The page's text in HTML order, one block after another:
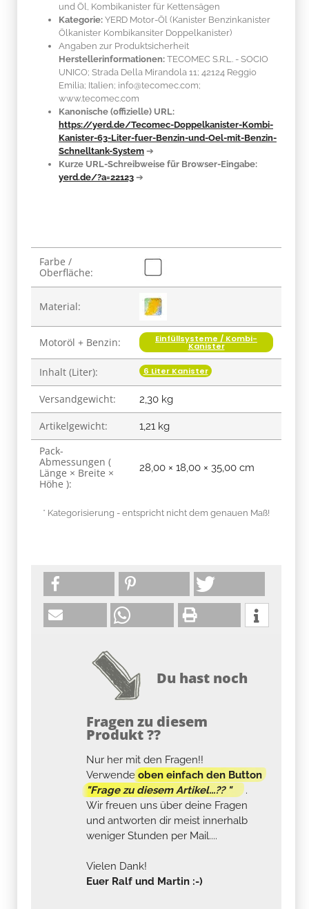
und Öl, Kombikanister für Kettensägen
Kategorie: YERD Motor-Öl (Kanister Benzinkanister
Ölkanister Kombikansiter Doppelkanister)
Angaben zur Produktsicherheit
Herstellerinformationen: TECOMEC S.R.L. - SOCIO
UNICO; Strada Della Mirandola 11; 42124 Reggio
Emilia; Italien; info@tecomec.com;
www.tecomec.com
Kanonische (offizielle) URL:
https://yerd.de/Tecomec-Doppelkanister-Kombi-
Kanister-63-Liter-fuer-Benzin-und-Oel-mit-Benzin-
Schnelltank-System ➔
Kurze URL-Schreibweise für Browser-Eingabe:
yerd.de/?a=22123 ➔
Produkteigenschaft
Wert
Farbe /
Oberfläche:
Material:
Motoröl + Benzin: Einfüllsysteme / Kombi-
Kanister
Inhalt (Liter): 6 Liter Kanister
Versandgewicht: 2,30 kg
Artikelgewicht: 1,21 kg
Pack-
Abmessungen (
Länge × Breite ×
Höhe ):
28,00 × 18,00 × 35,00 cm
* Kategorisierung - entspricht nicht dem genauen Maß!
Du hast noch
Fragen zu diesem
Produkt ??
Nur her mit den Fragen!!
Verwendeoben einfach den Button
"Frage zu diesem Artikel...?? "
.
Wir freuen uns über deine Fragen
und antworten dir meist innerhalb
weniger Stunden per Mail....
Vielen Dank!
Euer Ralf und Martin :-)